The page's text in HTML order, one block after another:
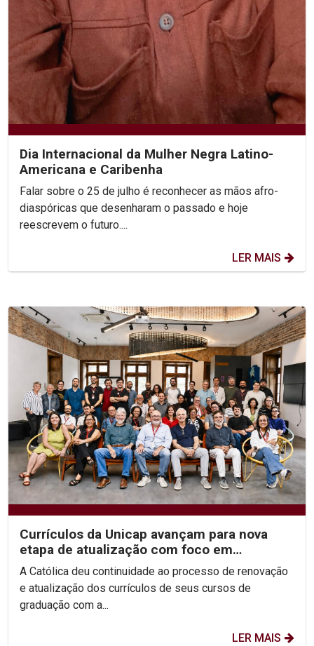
Dia Internacional da Mulher Negra Latino-
Americana e Caribenha
Falar sobre o 25 de julho é reconhecer as mãos afro-
diaspóricas que desenharam o passado e hoje
reescrevem o futuro....
LER MAIS
Currículos da Unicap avançam para nova
etapa de atualização com foco em
competências e habilidades
A Católica deu continuidade ao processo de renovação
e atualização dos currículos de seus cursos de
graduação com a...
LER MAIS